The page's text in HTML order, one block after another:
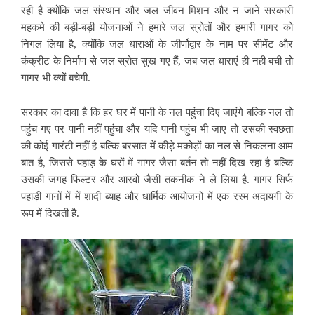
रही है क्योंकि जल संस्थान और जल जीवन मिशन और न जाने सरकारी
महकमे की बड़ी-बड़ी योजनाओं ने हमारे जल स्रोतों और हमारी गागर को
निगल लिया है, क्योंकि जल धाराओं के जीर्णोद्वार के नाम पर सीमेंट और
कंक्रीट के निर्माण से जल स्रोत सुख गए हैं, जब जल धाराएं ही नही बची तो
गागर भी क्यों बचेगी.
सरकार का दावा है कि हर घर में पानी केनल पहुंचा दिए जाएंगे बल्कि नल तो
पहुंच गए पर पानी नहीं पहुंचा और यदि पानी पहुंच भी जाए तो उसकी स्वछता
की कोई गारंटी नहीं है बल्कि बरसात में कीड़े मकोड़ों का नल से निकलना आम
बात है, जिससे पहाड़ के घरों में गागर जैसा बर्तन तो नहीं दिख रहा है बल्कि
उसकी जगह फिल्टर और आरवो जैसी तकनीक ने ले लिया है. गागर सिर्फ
पहाड़ी गानों में में शादी ब्याह और धार्मिक आयोजनों में एक रस्म अदायगी के
रूप में दिखती है.